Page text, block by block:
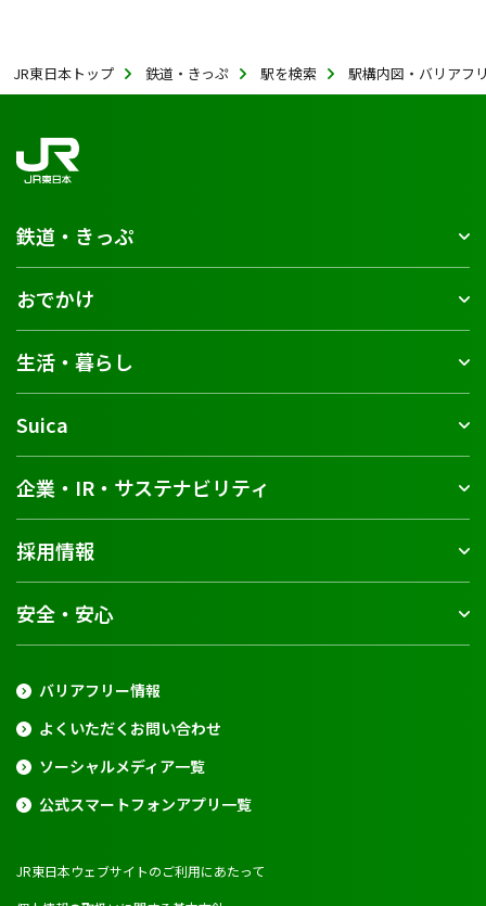
JR東日本トップ 鉄道・きっぷ 駅を検索 駅構内図・バリアフ
鉄道・きっぷ
おでかけ
生活・暮らし
Suica
企業・IR・サステナビリティ
採用情報
安全・安心
バリアフリー情報
よくいただくお問い合わせ
ソーシャルメディア一覧
公式スマートフォンアプリ一覧
JR東日本ウェブサイトのご利用にあたって